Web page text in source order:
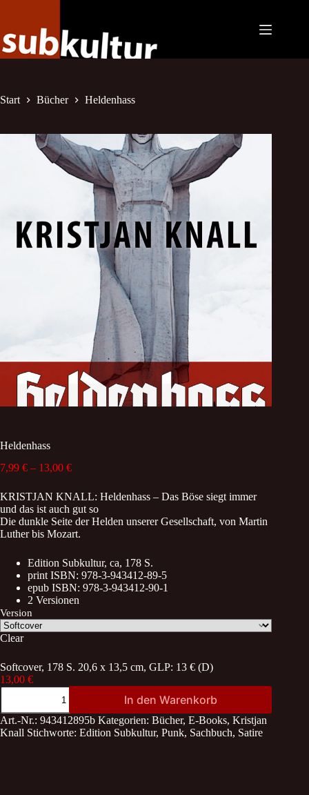
Start Bücher Heldenhass
Heldenhass
7,99 € – 13,00 €Price
7,99 €
through
13,00 €
KRISTJAN KNALL: Heldenhass – Das Böse siegt immer
und das ist auch gut so
Die dunkle Seite der Helden unserer Gesellschaft, von Martin
Luther bis Mozart.
Edition Subkultur, ca, 178 S.
print ISBN: 978-3-943412-89-5
epub ISBN: 978-3-943412-90-1
2 Versionen
Version
Clear
Softcover, 178 S. 20,6 x 13,5 cm, GLP: 13 € (D)
13,00 €
Heldenhass
In den Warenkorb
Art.-Nr.: 943412895b Kategorien: Bücher, E-Books, Kristjan
Knall Stichworte: Edition Subkultur, Punk, Sachbuch, Satire